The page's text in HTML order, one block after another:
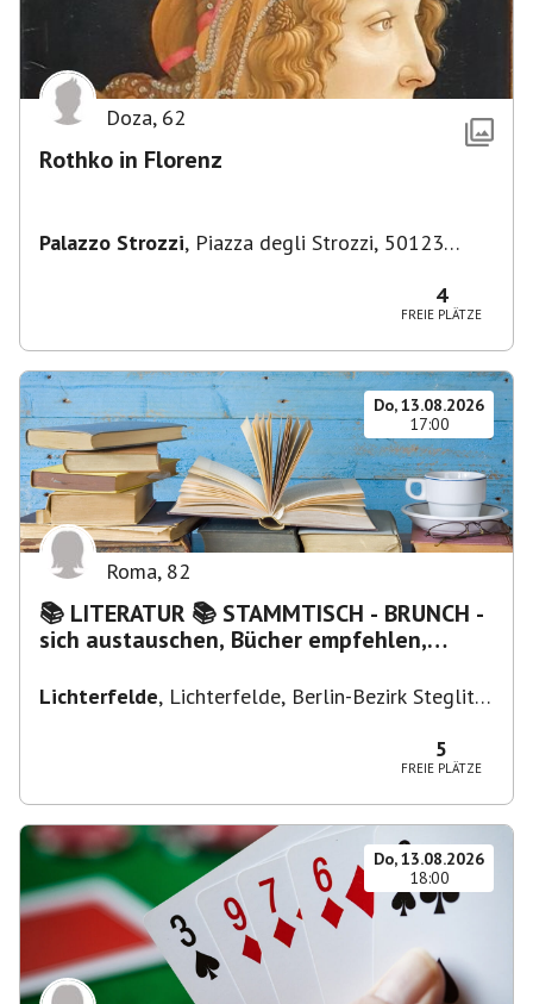
Doza, 62
Rothko in Florenz
Palazzo Strozzi, Piazza degli Strozzi, 50123
4
FREIE PLÄTZE
Do, 13.08.2026
17:00
Roma, 82
📚 LITERATUR 📚 STAMMTISCH - BRUNCH -
sich austauschen, Bücher empfehlen,
Lichterfelde, Lichterfelde, Berlin-Bezirk Steglitz-
5
FREIE PLÄTZE
Do, 13.08.2026
18:00